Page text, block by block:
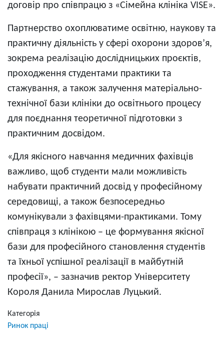
договір про співпрацю з «Сімейна клініка VISE».
Партнерство охоплюватиме освітню, наукову та
практичну діяльність у сфері охорони здоров’я,
зокрема реалізацію дослідницьких проєктів,
проходження студентами практики та
стажування, а також залучення матеріально-
технічної бази клініки до освітнього процесу
для поєднання теоретичної підготовки з
практичним досвідом.
«Для якісного навчання медичних фахівців
важливо, щоб студенти мали можливість
набувати практичний досвід у професійному
середовищі, а також безпосередньо
комунікували з фахівцями-практиками. Тому
співпраця з клінікою – це формування якісної
бази для професійного становлення студентів
та їхньої успішної реалізації в майбутній
професії», – зазначив ректор Університету
Короля Данила Мирослав Луцький.
Категорія
Ринок праці